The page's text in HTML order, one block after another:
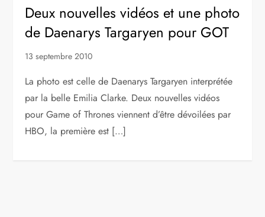
Deux nouvelles vidéos et une photo
de Daenarys Targaryen pour GOT
13 septembre 2010
La photo est celle de Daenarys Targaryen interprétée
par la belle Emilia Clarke. Deux nouvelles vidéos
pour Game of Thrones viennent d’être dévoilées par
HBO, la première est […]